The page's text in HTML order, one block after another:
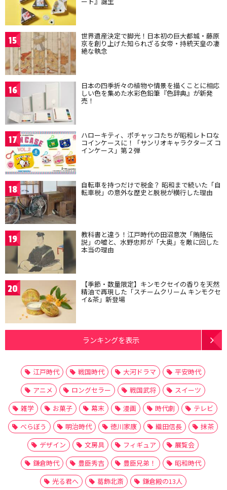
15 世界遺産決定で脚光！日本初の巨大都城・藤原
京を創り上げた知られざる女帝・持統天皇の凄
絶な執念
16 日本の四季折々の植物や情景を描くことに相応
しい色を集めた水彩色鉛筆『色辞典』が新発
売！
17 ハローキティ、ポチャッコたちが昭和レトロな
コインケースに！「サンリオキャラクターズ コ
インケース」第２弾
18 自転車を持つだけで税金？ 昭和まで続いた「自
転車税」の意外な歴史と脱税が横行した理由
19 教科書と違う！江戸時代の田沼意次「賄賂伝
説」の嘘と、水野忠邦が「大奥」を敵に回した
本当の理由
20 【季節・数量限定】キンモクセイの香りを天然
精油で再現した「スチームクリーム キンモクセ
イ&茶」新登場
ランキングを表示
江戸時代 戦国時代 大河ドラマ
平安時代
アニメ
ロングセラー 戦国武将
スイーツ
雑学
お菓子 幕末 漫画 時代劇
テレビ
べらぼう
明治時代 徳川家康 織田信長
抹茶
デザイン
文房具 フィギュア
展覧会
鎌倉時代
豊臣秀吉 豊臣兄弟！
昭和時代
光る君へ
葛飾北斎 鎌倉殿の13人